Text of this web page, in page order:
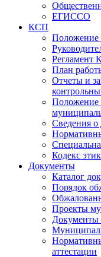
ЕГИССО
КСП
Регламент
План
Отчеты и
Положение
Сведения о
Кодекс
Документы
Каталог
Порядок
Проекты
Документы
аттестации